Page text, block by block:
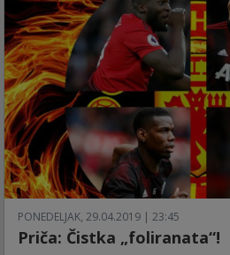
PONEDELJAK, 29.04.2019 | 23:45
Priča: Čistka „foliranata“!